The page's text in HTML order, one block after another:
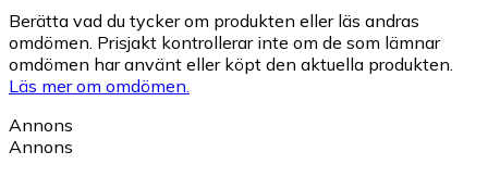
Berätta vad du tycker om produkten eller läs andras
omdömen. Prisjakt kontrollerar inte om de som lämnar
omdömen har använt eller köpt den aktuella produkten.
Läs mer om omdömen.
Annons
Annons